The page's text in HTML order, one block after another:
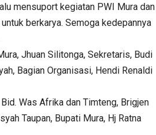
mensuport kegiatan PWI Mura dan
berkarya. Semoga kedepannya
Jhuan Silitonga, Sekretaris, Budi
Bagian Organisasi, Hendi Renaldi
Was Afrika dan Timteng, Brigjen
Taupan, Bupati Mura, Hj Ratna